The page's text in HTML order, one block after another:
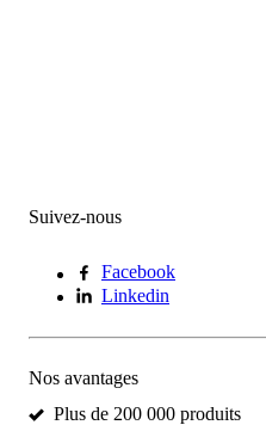
Suivez-nous
Facebook
Linkedin
Nos avantages
Plus de 200 000 produits